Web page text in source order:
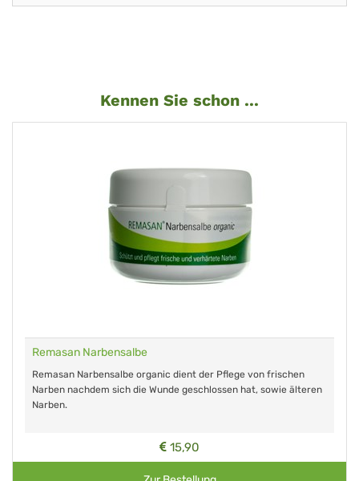
Kennen Sie schon ...
Remasan Narbensalbe
Remasan Narbensalbe organic dient der Pflege von frischen
Narben nachdem sich die Wunde geschlossen hat, sowie älteren
Narben.
15,90